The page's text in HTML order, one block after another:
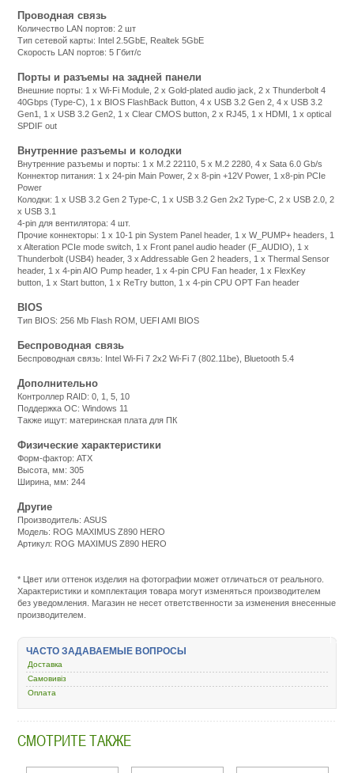
Проводная связь
Количество LAN портов: 2 шт
Тип сетевой карты: Intel 2.5GbE, Realtek 5GbE
Скорость LAN портов: 5 Гбит/с
Порты и разъемы на задней панели
Внешние порты: 1 x Wi-Fi Module, 2 x Gold-plated audio jack, 2 x Thunderbolt 4
40Gbps (Type-C), 1 x BIOS FlashBack Button, 4 x USB 3.2 Gen 2, 4 x USB 3.2
Gen1, 1 x USB 3.2 Gen2, 1 x Clear CMOS button, 2 x RJ45, 1 x HDMI, 1 x optical
SPDIF out
Внутренние разъемы и колодки
Внутренние разъемы и порты: 1 x M.2 22110, 5 x M.2 2280, 4 x Sata 6.0 Gb/s
Коннектор питания: 1 x 24-pin Main Power, 2 x 8-pin +12V Power, 1 x8-pin PCIe
Power
Колодки: 1 x USB 3.2 Gen 2 Type-C, 1 x USB 3.2 Gen 2x2 Type-C, 2 x USB 2.0, 2
x USB 3.1
4-pin для вентилятора: 4 шт.
Прочие коннекторы: 1 x 10-1 pin System Panel header, 1 x W_PUMP+ headers, 1
x Alteration PCIe mode switch, 1 x Front panel audio header (F_AUDIO), 1 x
Thunderbolt (USB4) header, 3 x Addressable Gen 2 headers, 1 x Thermal Sensor
header, 1 x 4-pin AIO Pump header, 1 x 4-pin CPU Fan header, 1 x FlexKey
button, 1 x Start button, 1 x ReTry button, 1 x 4-pin CPU OPT Fan header
BIOS
Тип BIOS: 256 Mb Flash ROM, UEFI AMI BIOS
Беспроводная связь
Беспроводная связь: Intel Wi-Fi 7 2x2 Wi-Fi 7 (802.11be), Bluetooth 5.4
Дополнительно
Контроллер RAID: 0, 1, 5, 10
Поддержка ОС: Windows 11
Также ищут: материнская плата для ПК
Физические характеристики
Форм-фактор: ATX
Высота, мм: 305
Ширина, мм: 244
Другие
Производитель: ASUS
Модель: ROG MAXIMUS Z890 HERO
Артикул: ROG MAXIMUS Z890 HERO
kompyuternye-
komplektuyuschie/6474-
materinskaya-
rog-
maximus-
hero.html
* Цвет или оттенок изделия на фотографии может отличаться от реального.
Характеристики и комплектация товара могут изменяться производителем
без уведомления. Магазин не несет ответственности за изменения внесенные
производителем.
ЧАСТО ЗАДАВАЕМЫЕ ВОПРОСЫ
Доставка
Самовивіз
Оплата
СМОТРИТЕ ТАКЖЕ